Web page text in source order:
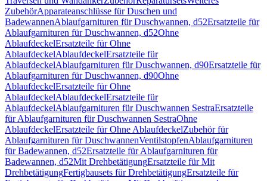
ZubehörApparateanschlüsse für Duschen und
BadewannenAblaufgarnituren für Duschwannen, d52Ersatzteile für
Ablaufgarnituren für Duschwannen, d52Ohne
AblaufdeckelErsatzteile für Ohne
AblaufdeckelAblaufdeckelErsatzteile für
AblaufdeckelAblaufgarnituren für Duschwannen, d90Ersatzteile für
Ablaufgarnituren für Duschwannen, d90Ohne
AblaufdeckelErsatzteile für Ohne
AblaufdeckelAblaufdeckelErsatzteile für
AblaufdeckelAblaufgarnituren für Duschwannen SestraErsatzteile
für Ablaufgarnituren für Duschwannen SestraOhne
AblaufdeckelErsatzteile für Ohne AblaufdeckelZubehör für
Ablaufgarnituren für DuschwannenVentilstopfenAblaufgarnituren
für Badewannen, d52Ersatzteile für Ablaufgarnituren für
Badewannen, d52Mit DrehbetätigungErsatzteile für Mit
DrehbetätigungFertigbausets für DrehbetätigungErsatzteile für